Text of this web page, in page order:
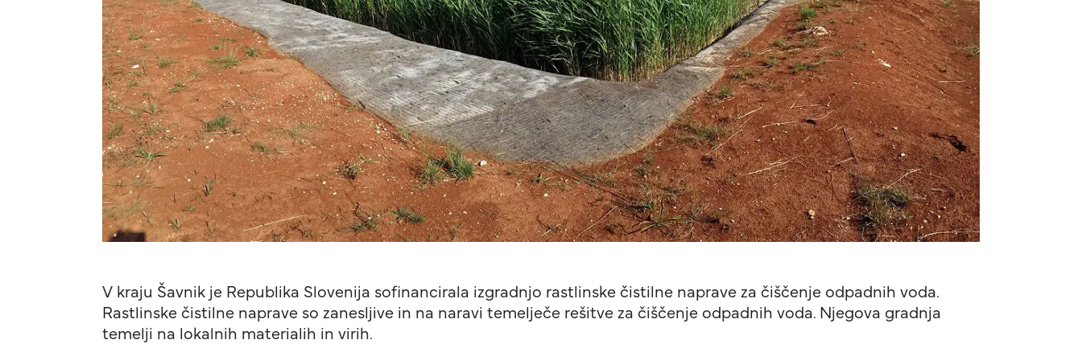
V kraju Šavnik je Republika Slovenija sofinancirala izgradnjo rastlinske čistilne naprave za čiščenje odpadnih voda.
Rastlinske čistilne naprave so zanesljive in na naravi temelječe rešitve za čiščenje odpadnih voda. Njegova gradnja
temelji na lokalnih materialih in virih.